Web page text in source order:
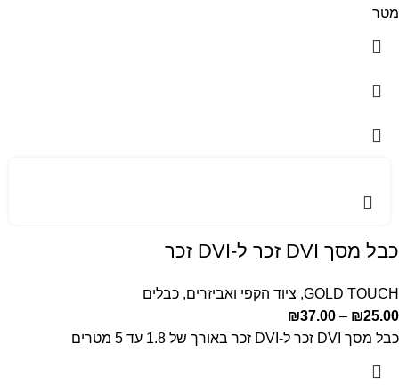
מטר
כבל מסך DVI זכר ל-DVI זכר
GOLD TOUCH
, ציוד הקפי ואביזרים, כבלים
₪25.00
–
₪37.00
כבל מסך DVI זכר ל-DVI זכר באורך של 1.8 עד 5 מטרים